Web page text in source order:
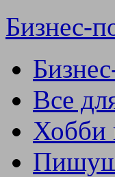
Бизнес-
Все
Хобби